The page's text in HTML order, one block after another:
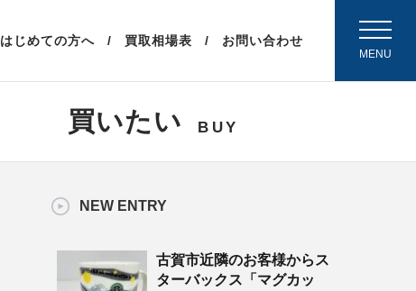
はじめての方へ 買取相場表 お問い合わせ
MENU
買いたい BUY
NEW ENTRY
古賀市近隣のお客様からス
ターバックス「マグカッ